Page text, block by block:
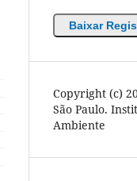
Baixar
Copyright (c)
São Paulo.
Ambiente